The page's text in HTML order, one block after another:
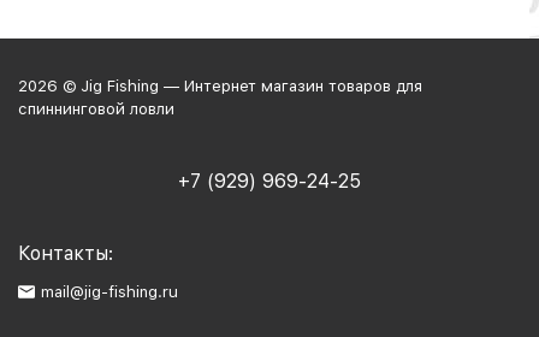
2026 © Jig Fishing — Интернет магазин товаров для
спиннинговой ловли
+7 (929) 969-24-25
Контакты:
mail@jig-fishing.ru